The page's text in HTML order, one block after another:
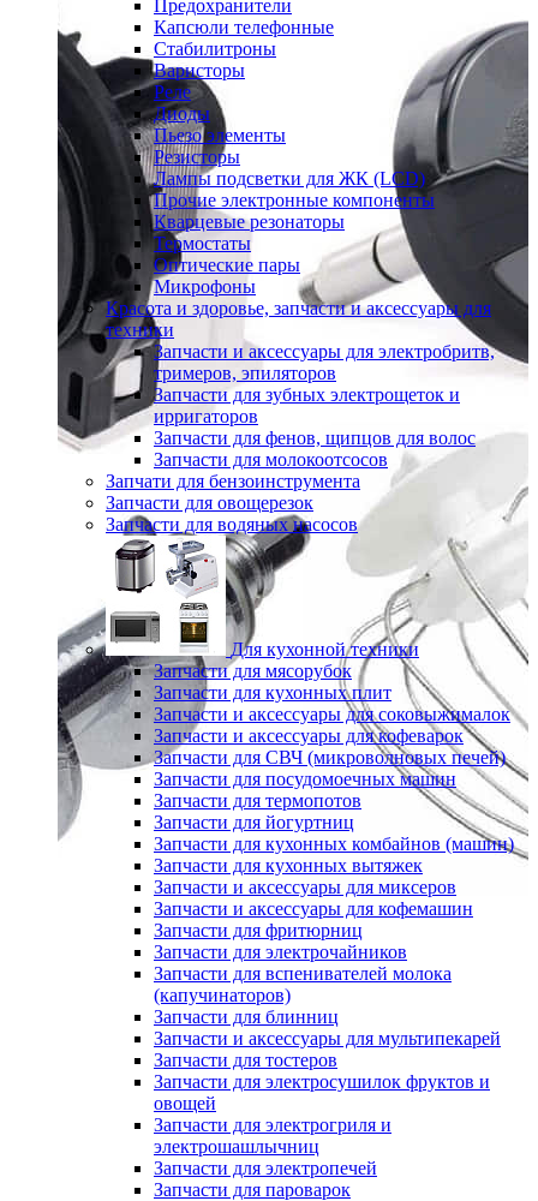
Предохранители
Капсюли телефонные
Стабилитроны
Варисторы
Реле
Диоды
Пьезо элементы
Резисторы
Лампы подсветки для ЖК (LCD)
Прочие электронные компоненты
Кварцевые резонаторы
Термостаты
Оптические пары
Микрофоны
Красота и здоровье, запчасти и аксессуары для
техники
Запчасти и аксессуары для электробритв,
тримеров, эпиляторов
Запчасти для зубных электрощеток и
ирригаторов
Запчасти для фенов, щипцов для волос
Запчасти для молокоотсосов
Запчати для бензоинструмента
Запчасти для овощерезок
Запчасти для водяных насосов
Для кухонной техники
Запчасти для мясорубок
Запчасти для кухонных плит
Запчасти и аксессуары для соковыжималок
Запчасти и аксессуары для кофеварок
Запчасти для СВЧ (микроволновых печей)
Запчасти для посудомоечных машин
Запчасти для термопотов
Запчасти для йогуртниц
Запчасти для кухонных комбайнов (машин)
Запчасти для кухонных вытяжек
Запчасти и аксессуары для миксеров
Запчасти и аксессуары для кофемашин
Запчасти для фритюрниц
Запчасти для электрочайников
Запчасти для вспенивателей молока
(капучинаторов)
Запчасти для блинниц
Запчасти и аксессуары для мультипекарей
Запчасти для тостеров
Запчасти для электросушилок фруктов и
овощей
Запчасти для электрогриля и
электрошашлычниц
Запчасти для электропечей
Запчасти для пароварок